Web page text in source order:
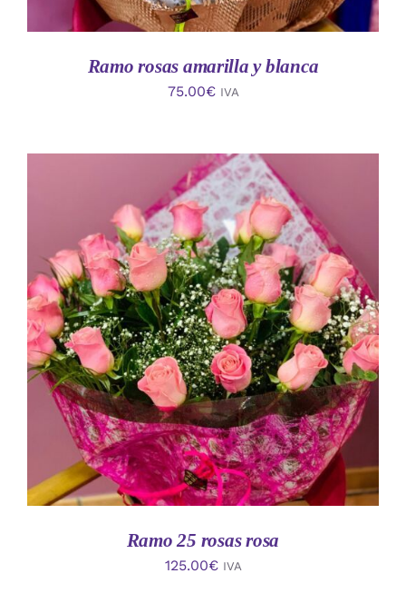
Ramo rosas amarilla y blanca
75.00€ IVA
AÑADIR AL CARRITO
/
DETALLES
Ramo 25 rosas rosa
125.00€ IVA